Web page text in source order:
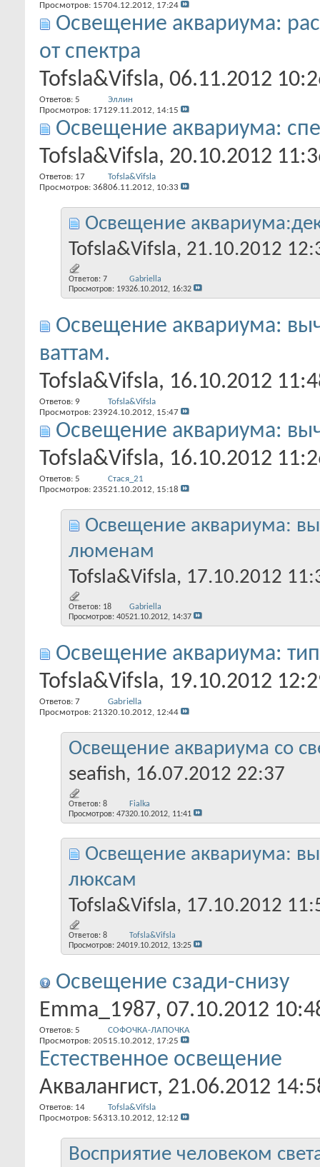
Просмотров: 15704.12.2012, 17:24
Освещение аквариума:
от спектра
Tofsla&Vifsla, 06.11.2012
Ответов: 5
Просмотров: 171
Эллин
29.11.2012, 14:15
Освещение аквариума:
Tofsla&Vifsla, 20.10.2012
Ответов: 17
Просмотров: 368
Tofsla&Vifsla
06.11.2012, 10:33
Освещение
Tofsla&Vifsla, 21.10.2012
Ответов: 7
Просмотров: 193
Gabriella
26.10.2012, 16:32
Освещение аквариума:
ваттам.
Tofsla&Vifsla, 16.10.2012
Ответов: 9
Просмотров: 239
Tofsla&Vifsla
24.10.2012, 15:47
Освещение аквариума:
Tofsla&Vifsla, 16.10.2012
Ответов: 5
Просмотров: 235
Стася_21
21.10.2012, 15:18
Освещение аквариума:
люменам
Tofsla&Vifsla, 17.10.2012
Ответов: 18
Просмотров: 405
Gabriella
21.10.2012, 14:37
Освещение аквариума:
Tofsla&Vifsla, 19.10.2012
Ответов: 7
Просмотров: 213
Gabriella
20.10.2012, 12:44
Освещение аквариума со
seafish, 16.07.2012 22:37
Ответов: 8
Просмотров: 473
Fialka
20.10.2012, 11:41
Освещение аквариума:
люксам
Tofsla&Vifsla, 17.10.2012
Ответов: 8
Просмотров: 240
Tofsla&Vifsla
19.10.2012, 13:25
Освещение сзади-снизу
Emma_1987, 07.10.2012
Ответов: 5
Просмотров: 205
СОФОЧКА-ЛАПОЧКА
15.10.2012, 17:25
Естественное освещение
Аквалангист, 21.06.2012
Ответов: 14
Просмотров: 563
Tofsla&Vifsla
13.10.2012, 12:12
Восприятие человеком